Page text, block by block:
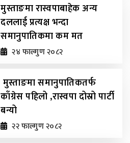
मुस्ताङमा रास्वपाबाहेक अन्य
दललाई प्रत्यक्ष भन्दा
समानुपातिकमा कम मत
२४ फाल्गुण २०८२
मुस्ताङमा समानुपातिकतर्फ
काँग्रेस पहिलो ,रास्वपा दोस्रो पार्टी
बन्यो
२२ फाल्गुण २०८२